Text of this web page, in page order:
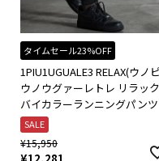
タイムセール23%OFF
1PIU1UGUALE3 RELAX(ウノ
ウノウグァーレトレ リラッ
バイカラーランニングパンツ
SALE
¥15,950